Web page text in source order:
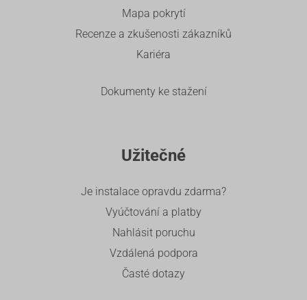
Mapa pokrytí
Recenze a zkušenosti zákazníků
Kariéra
Dokumenty ke stažení
Užitečné
Je instalace opravdu zdarma?
Vyúčtování a platby
Nahlásit poruchu
Vzdálená podpora
Časté dotazy